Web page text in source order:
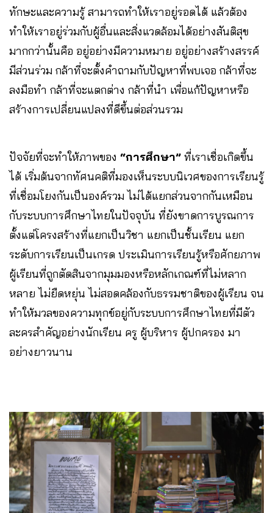
ทักษะและความรู้ สามารถทำให้เราอยู่รอดได้ แล้วต้อง
ทำให้เราอยู่ร่วมกับผู้อื่นและสิ่งแวดล้อมได้อย่างสันติสุข
มากกว่านั้นคือ อยู่อย่างมีความหมาย อยู่อย่างสร้างสรรค์
มีส่วนร่วม กล้าที่จะตั้งคำถามกับปัญหาที่พบเจอ กล้าที่จะ
ลงมือทำ กล้าที่จะแตกต่าง กล้าที่นำ เพื่อแก้ปัญหาหรือ
สร้างการเปลี่ยนแปลงที่ดีขึ้นต่อส่วนรวม
ปัจจัยที่จะทำให้ภาพของ “การศึกษา” ที่เราเชื่อเกิดขึ้น
ได้ เริ่มต้นจากทัศนคติที่มองเห็นระบบนิเวศของการเรียนรู้
ที่เชื่อมโยงกันเป็นองค์รวม ไม่ได้แยกส่วนจากกันเหมือน
กับระบบการศึกษาไทยในปัจจุบัน ที่ยังขาดการบูรณการ
ตั้งแต่โครงสร้างที่แยกเป็นวิชา แยกเป็นชั้นเรียน แยก
ระดับการเรียนเป็นเกรด ประเมินการเรียนรู้หรือศักยภาพ
ผู้เรียนที่ถูกตัดสินจากมุมมองหรือหลักเกณฑ์ที่ไม่หลาก
หลาย ไม่ยืดหยุ่น ไม่สอดคล้องกับธรรมชาติของผู้เรียน จน
ทำให้มวลของความทุกข์อยู่กับระบบการศึกษาไทยที่มีตัว
ละครสำคัญอย่างนักเรียน ครู ผู้บริหาร ผู้ปกครอง มา
อย่างยาวนาน